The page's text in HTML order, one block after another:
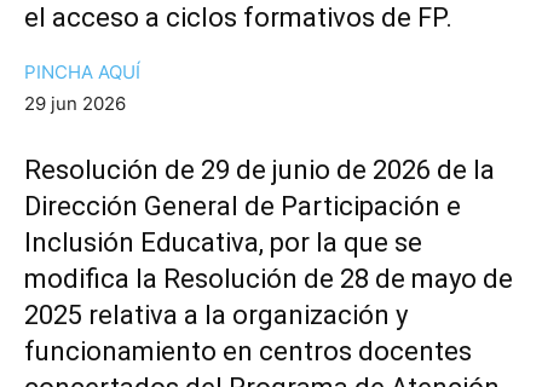
el acceso a ciclos formativos de FP.
PINCHA AQUÍ
29 jun 2026
Resolución de 29 de junio de 2026 de la
Dirección General de Participación e
Inclusión Educativa, por la que se
modifica la Resolución de 28 de mayo de
2025 relativa a la organización y
funcionamiento en centros docentes